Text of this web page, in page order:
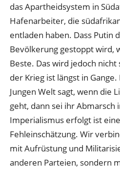
das Apartheidsystem in
Hafenarbeiter, die
entladen haben. Dass Putin
Bevölkerung gestoppt wird,
Beste. Das wird jedoch
der Krieg ist längst in
Jungen Welt sagt, wenn die
geht, dann sei ihr Abmarsch
Imperialismus erfolgt ist
Fehleinschätzung. Wir
mit Aufrüstung und
anderen Parteien, sondern